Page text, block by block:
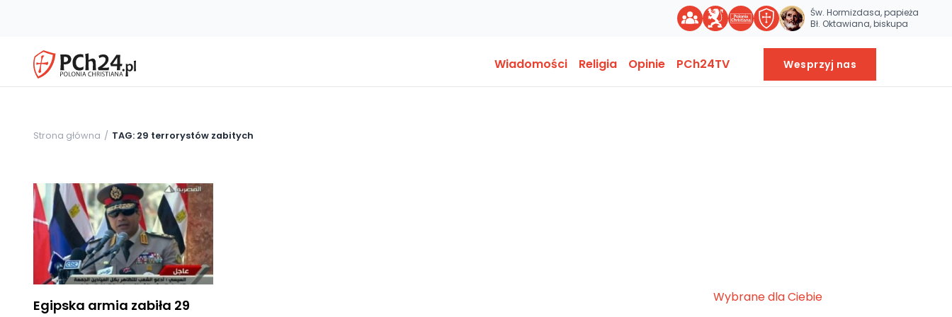
Św. Hormizdasa, papieża
Bł. Oktawiana, biskupa
Wiadomości Religia Opinie PCh24TV Wesprzyj nas
Strona główna TAG: 29 terrorystów zabitych
Egipska armia zabiła 29
Wybrane dla Ciebie